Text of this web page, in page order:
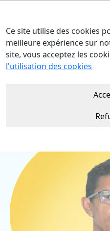
Accueil Nos talents
Ce site utilise des cookies
meilleure expérience sur
site, vous acceptez les
l'utilisation des cookies